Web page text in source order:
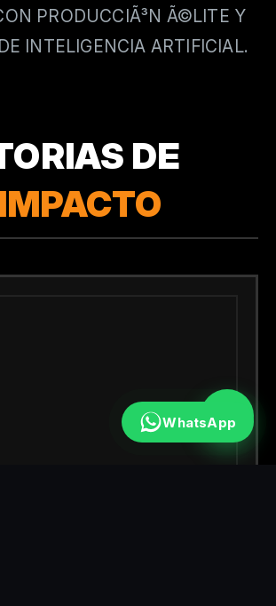
PRODUCCIÃ³N Ã©LITE Y
INTELIGENCIA ARTIFICIAL.
DE
WhatsApp